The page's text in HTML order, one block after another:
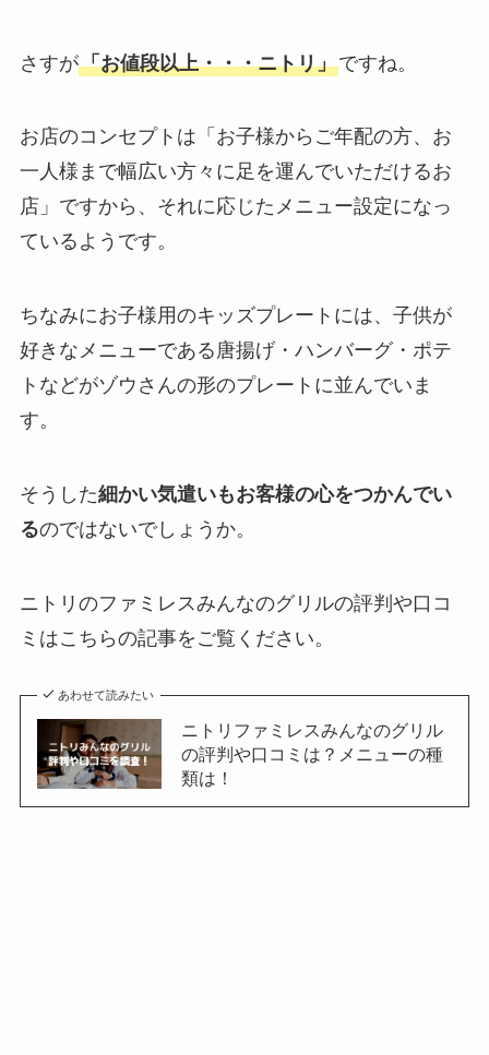
さすが「お値段以上・・・ニトリ」ですね。
お店のコンセプトは「お子様からご年配の方、お
一人様まで幅広い方々に足を運んでいただけるお
店」ですから、それに応じたメニュー設定になっ
ているようです。
ちなみにお子様用のキッズプレートには、子供が
好きなメニューである唐揚げ・ハンバーグ・ポテ
トなどがゾウさんの形のプレートに並んでいま
す。
そうした細かい気遣いもお客様の心をつかんでい
るのではないでしょうか。
ニトリのファミレスみんなのグリルの評判や口コ
ミはこちらの記事をご覧ください。
あわせて読みたい
ニトリファミレスみんなのグリル
の評判や口コミは？メニューの種
類は！